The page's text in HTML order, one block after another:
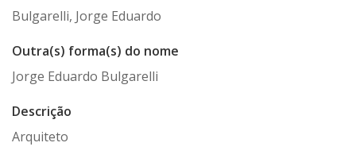
Bulgarelli, Jorge Eduardo
Outra(s) forma(s) do nome
Jorge Eduardo Bulgarelli
Descrição
Arquiteto